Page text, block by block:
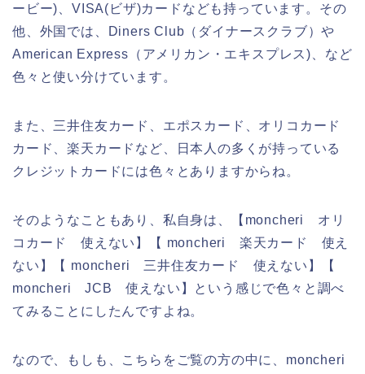
ービー)、VISA(ビザ)カードなども持っています。その
他、外国では、Diners Club（ダイナースクラブ）や
American Express（アメリカン・エキスプレス)、など
色々と使い分けています。
また、三井住友カード、エポスカード、オリコカード
カード、楽天カードなど、日本人の多くが持っている
クレジットカードには色々とありますからね。
そのようなこともあり、私自身は、【moncheri オリ
コカード 使えない】【 moncheri 楽天カード 使え
ない】【 moncheri 三井住友カード 使えない】【
moncheri JCB 使えない】という感じで色々と調べ
てみることにしたんですよね。
なので、もしも、こちらをご覧の方の中に、moncheri